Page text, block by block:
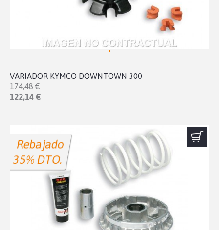
VARIADOR KYMCO DOWNTOWN 300
174,48 €
122,14 €
Rebajado
35% DTO.